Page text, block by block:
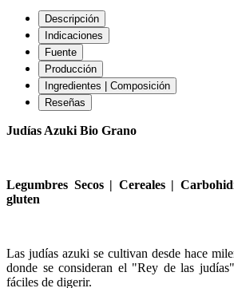
Descripción
Indicaciones
Fuente
Producción
Ingredientes | Composición
Reseñas
Judías Azuki Bio Grano
Legumbres Secos | Cereales |
gluten
Las judías azuki se cultivan desde hace
donde se consideran el "Rey de las
fáciles de digerir.